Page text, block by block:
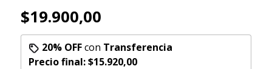
$19.900,00
20% OFFcon Transferencia
Precio final:$15.920,00